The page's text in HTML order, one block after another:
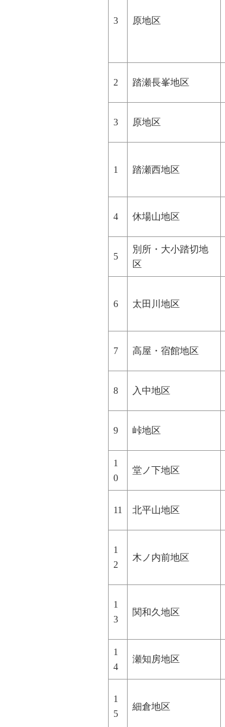
3 原地区
2 踏瀬長峯地区
3 原地区
1 踏瀬西地区
4 休場山地区
5
別所・大小踏切地
区
6 太田川地区
7 高屋・宿館地区
8 入中地区
9 峠地区
1
0
堂ノ下地区
11 北平山地区
1
2
木ノ内前地区
1
3
関和久地区
1
4
瀬知房地区
1
5
細倉地区